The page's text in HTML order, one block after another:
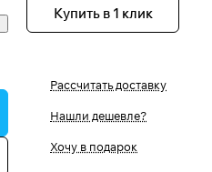
Купить в 1 клик
Рассчитать доставку
Нашли дешевле?
Хочу в подарок